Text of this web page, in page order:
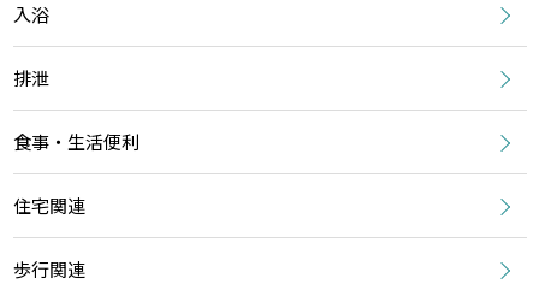
入浴
排泄
食事・生活便利
住宅関連
歩行関連